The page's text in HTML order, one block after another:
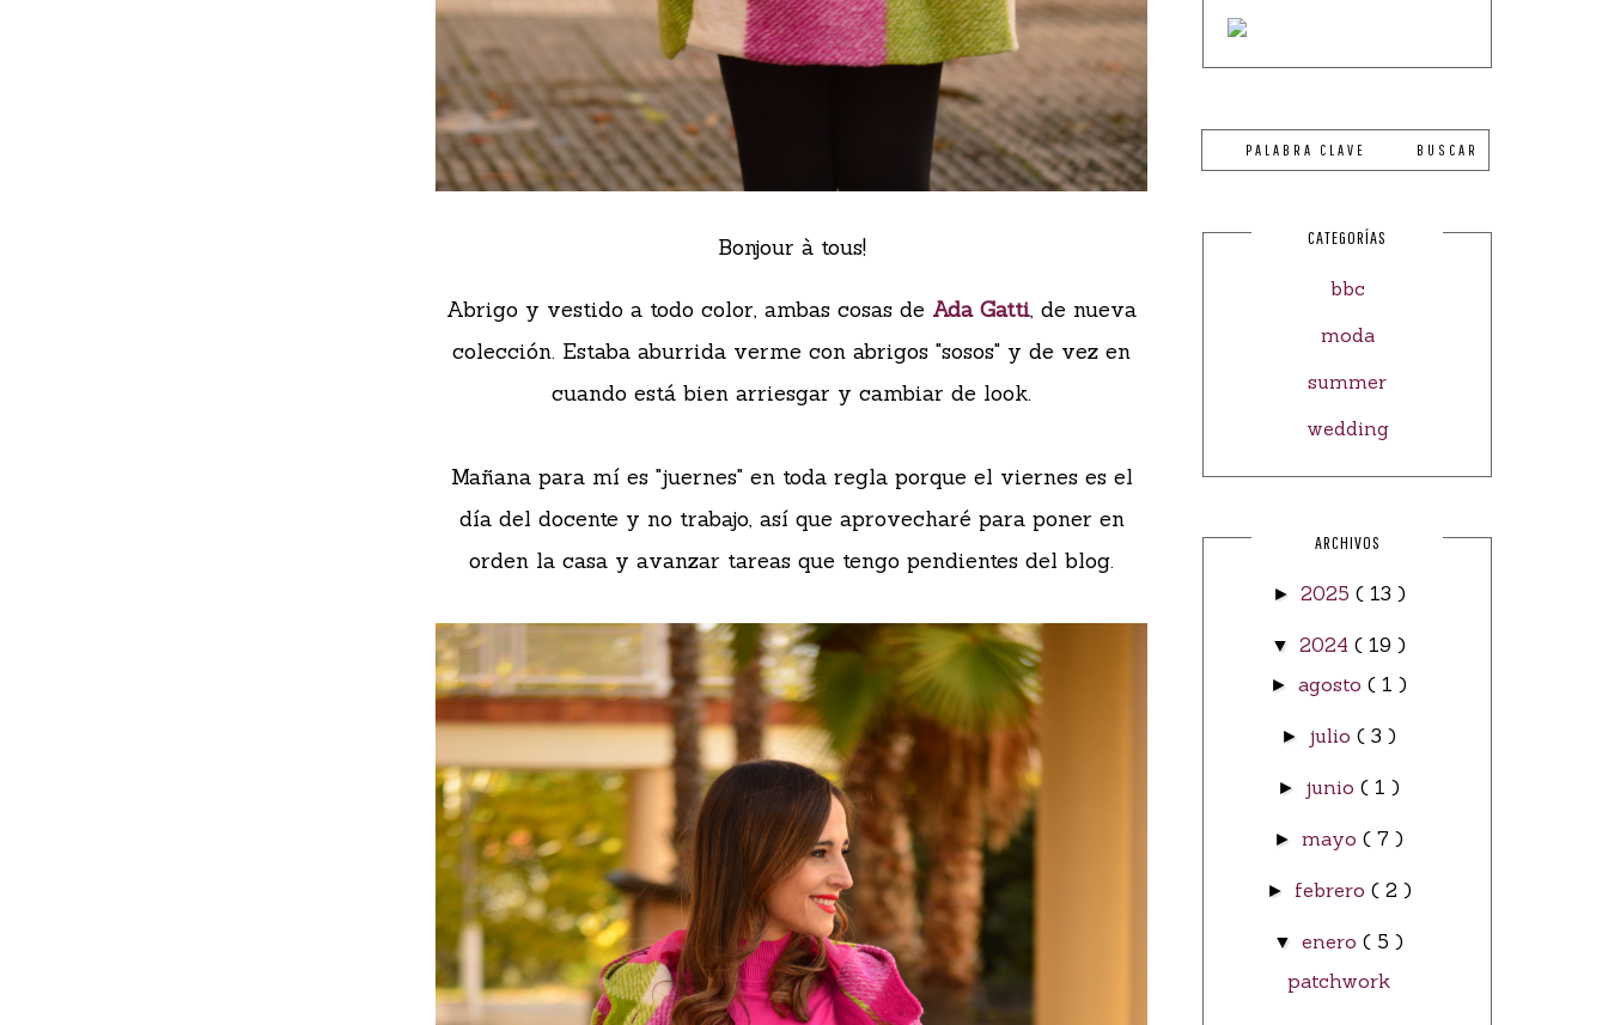
Bonjour à tous!
Abrigo y vestido a todo color, ambas cosas de Ada Gatti, de nueva
colección. Estaba aburrida verme con abrigos "sosos" y de vez en
cuando está bien arriesgar y cambiar de look.
Mañana para mí es "juernes" en toda regla porque el viernes es el
día del docente y no trabajo, así que aprovecharé para poner en
orden la casa y avanzar tareas que tengo pendientes del blog.
CATEGORÍAS
bbc
moda
summer
wedding
ARCHIVOS
► 2025 ( 13 )
▼2024( 19 )
►agosto( 1 )
► julio( 3 )
► junio( 1 )
►mayo( 7 )
► febrero ( 2 )
▼enero( 5 )
patchwork